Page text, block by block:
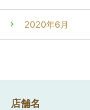
2020年6月
店舗名